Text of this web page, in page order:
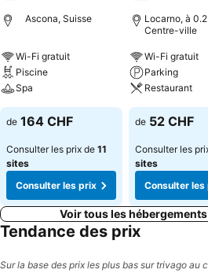
Ascona, Suisse
Wi-Fi gratuit
Piscine
Spa
de 164 CHF
Consulter les prix de 11
sites
Consulter les prix
Locarno, à
Centre-ville
Wi-Fi gratuit
Parking
Restaurant
de 52 CHF
Consulter les
sites
Consulter les
Voir tous les
Tendance des prix
Sur la base des prix les plus bas sur trivago au